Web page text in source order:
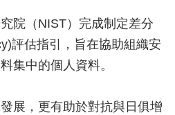
院（NIST）完成制定差分
評估指引，旨在協助組織安
集中的個人資料。
展，更有助於對抗與日俱增